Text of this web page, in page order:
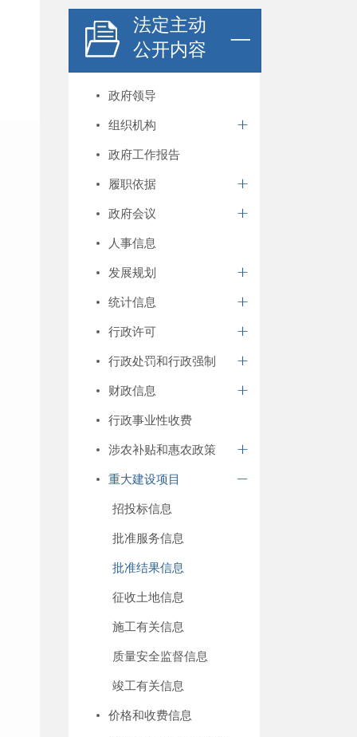
法定主动
公开内容
政府领导
组织机构
政府工作报告
履职依据
政府会议
人事信息
发展规划
统计信息
行政许可
行政处罚和行政强制
财政信息
行政事业性收费
涉农补贴和惠农政策
重大建设项目
招投标信息
批准服务信息
批准结果信息
征收土地信息
施工有关信息
质量安全监督信息
竣工有关信息
价格和收费信息